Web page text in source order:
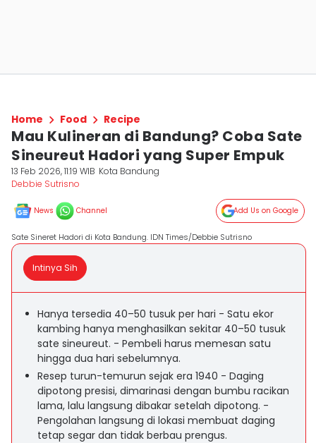
Home Food Recipe
Mau Kulineran di Bandung? Coba Sate
Sineureut Hadori yang Super Empuk
13 Feb 2026, 11:19 WIB Kota Bandung
Debbie Sutrisno
News Channel Add Us on Google
Sate Sineret Hadori di Kota Bandung. IDN Times/Debbie Sutrisno
Intinya Sih
Hanya tersedia 40–50 tusuk per hari - Satu ekor
kambing hanya menghasilkan sekitar 40–50 tusuk
sate sineureut. - Pembeli harus memesan satu
hingga dua hari sebelumnya.
Resep turun-temurun sejak era 1940 - Daging
dipotong presisi, dimarinasi dengan bumbu racikan
lama, lalu langsung dibakar setelah dipotong. -
Pengolahan langsung di lokasi membuat daging
tetap segar dan tidak berbau prengus.